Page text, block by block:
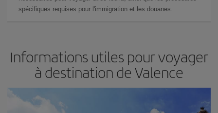
spécifiques requises pour l'immigration et les douanes.
Informations utiles pour voyager
à destination de Valence